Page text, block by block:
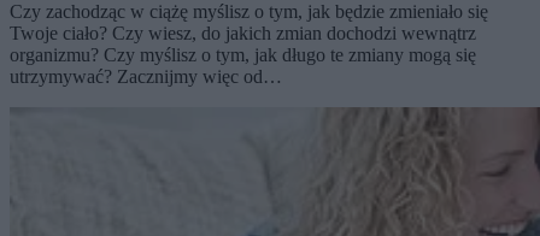
Czy zachodząc w ciążę myślisz o tym, jak będzie zmieniało się
Twoje ciało? Czy wiesz, do jakich zmian dochodzi wewnątrz
organizmu? Czy myślisz o tym, jak długo te zmiany mogą się
utrzymywać? Zacznijmy więc od…